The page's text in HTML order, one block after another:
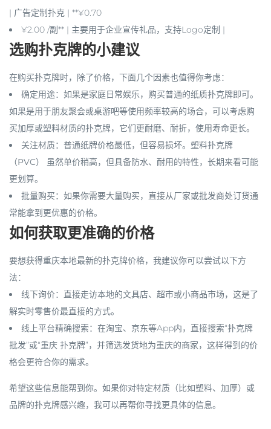
| 广告定制扑克 | **¥0.70
¥2.00 /副** | 主要用于企业宣传礼品，支持Logo定制 |
选购扑克牌的小建议
在购买扑克牌时，除了价格，下面几个因素也值得你考虑：
确定用途：如果是家庭日常娱乐，购买普通的纸质扑克牌即可。
如果是用于朋友聚会或桌游吧等使用频率较高的场合，可以考虑购
买加厚或塑料材质的扑克牌，它们更耐磨、耐折，使用寿命更长。
关注材质：普通纸牌价格最低，但容易损坏。 塑料扑克牌
（PVC）
虽然单价稍高，但具备防水、耐用的特性，长期来看可能
更划算。
批量购买：如果你需要大量购买，直接从厂家或批发商处订货通
常能拿到更优惠的价格。
如何获取更准确的价格
要想获得重庆本地最新的扑克牌价格，我建议你可以尝试以下方
法：
线下询价：直接走访本地的文具店、超市或小商品市场，这是了
解实时零售价最直接的方式。
线上平台精确搜索：在淘宝、京东等App内，直接搜索“扑克牌
批发”或“重庆 扑克牌”，并筛选发货地为重庆的商家，这样得到的价
格会更符合你的需求。
希望这些信息能帮到你。如果你对特定材质（比如塑料、加厚）或
品牌的扑克牌感兴趣，我可以再帮你寻找更具体的信息。